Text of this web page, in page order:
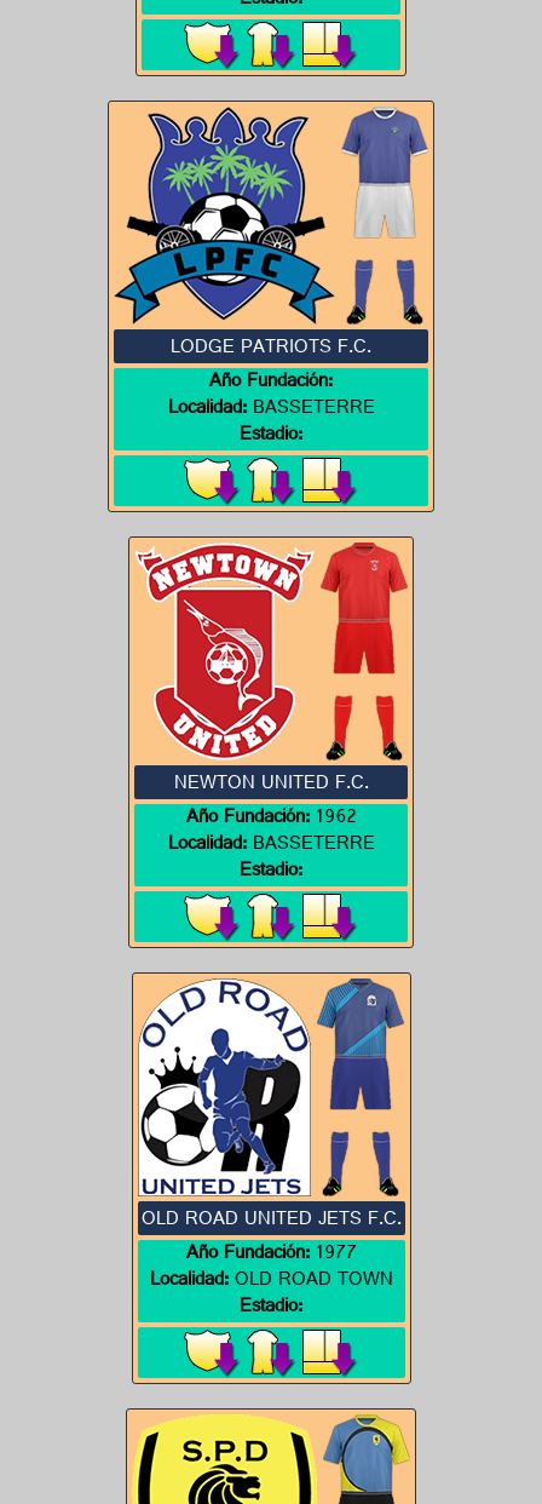
LODGE PATRIOTS F.C.
Año Fundación:
Localidad:BASSETERRE
Estadio:
NEWTON UNITED F.C.
Año Fundación:1962
Localidad:BASSETERRE
Estadio:
OLD ROAD UNITED JETS F.C.
Año Fundación:1977
Localidad:OLD ROAD TOWN
Estadio: